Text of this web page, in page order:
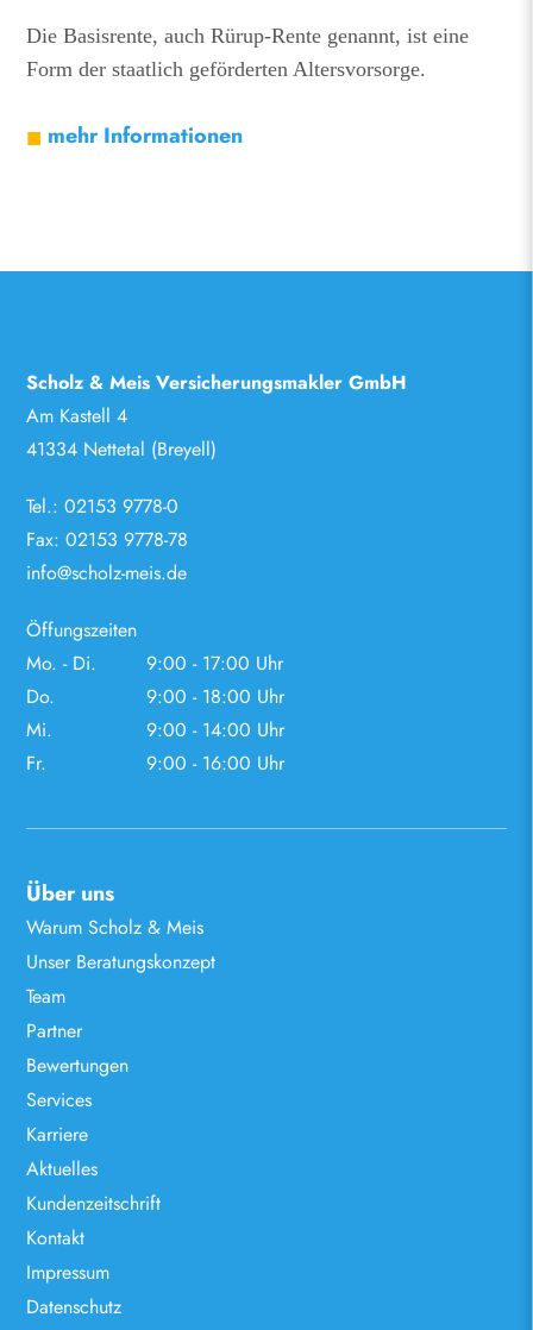
Die Basisrente, auch Rürup-Rente genannt, ist eine
Form der staatlich geförderten Altersvorsorge.
mehr Informationen
Scholz & Meis Versicherungsmakler GmbH
Am Kastell 4
41334 Nettetal (Breyell)
Tel.:02153 9778-0
Fax: 02153 9778-78
info@scholz-meis.de
Öffungszeiten
Mo. - Di.
9:00 - 17:00 Uhr
Do.
9:00 - 18:00 Uhr
Mi.
9:00 - 14:00 Uhr
Fr.
9:00 - 16:00 Uhr
Über uns
Warum Scholz & Meis
Unser Beratungskonzept
Team
Partner
Bewertungen
Services
Karriere
Aktuelles
Kundenzeitschrift
Kontakt
Impressum
Datenschutz